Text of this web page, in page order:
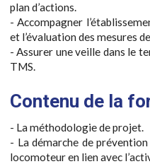
plan d’actions.
- Accompagner
et l’évaluation des mesures
- Assurer une veille dans le
TMS.
Contenu de la
- La méthodologie de projet.
- La démarche de
locomoteur en lien avec